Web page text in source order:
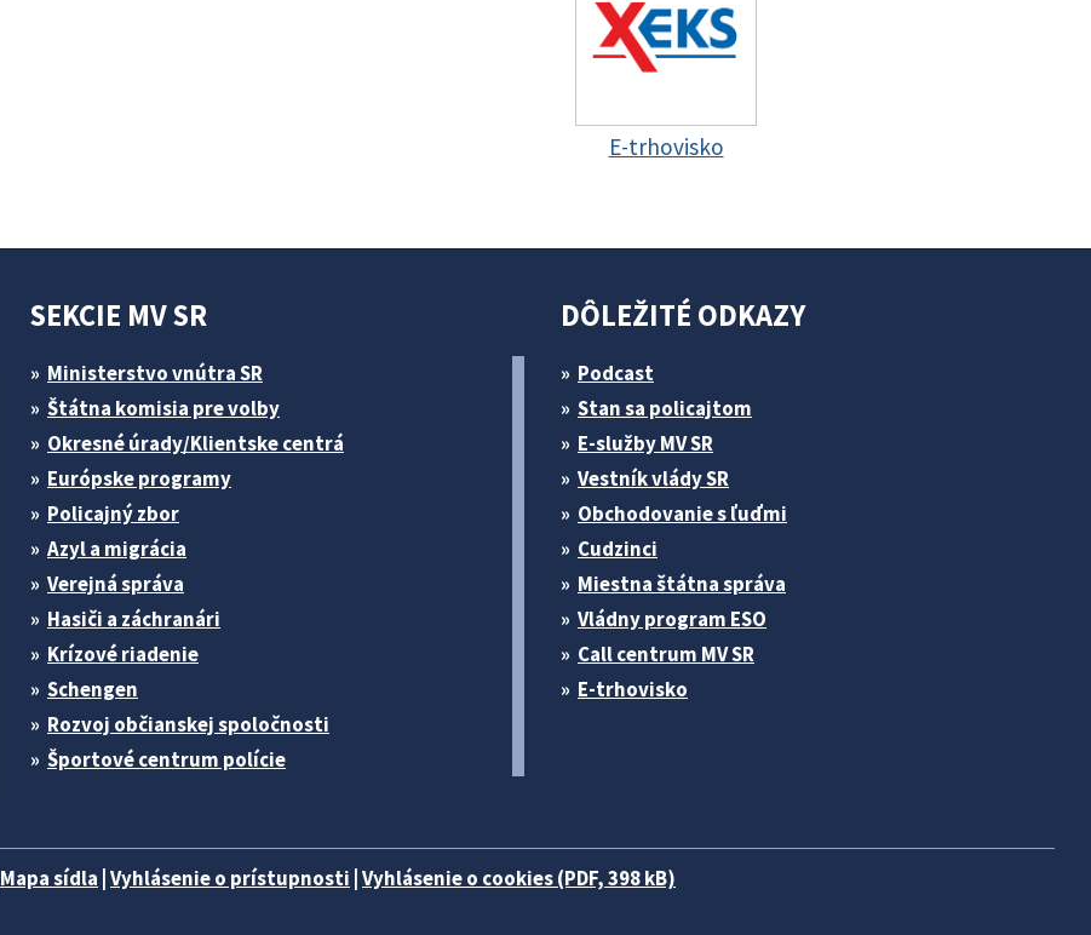
E-trhovisko
SEKCIE MV SR
Ministerstvo vnútra SR
Štátna komisia pre volby
Okresné úrady/Klientske centrá
Európske programy
Policajný zbor
Azyl a migrácia
Verejná správa
Hasiči a záchranári
Krízové riadenie
Schengen
Rozvoj občianskej spoločnosti
Športové centrum polície
DÔLEŽITÉ ODKAZY
Podcast
Stan sa policajtom
E-služby MV SR
Vestník vlády SR
Obchodovanie s ľuďmi
Cudzinci
Miestna štátna správa
Vládny program ESO
Call centrum MV SR
E-trhovisko
Mapa sídla Vyhlásenie o prístupnosti Vyhlásenie o cookies (PDF, 398 kB)